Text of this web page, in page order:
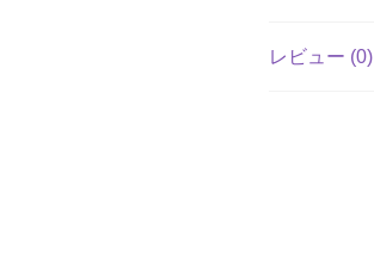
レビュー (0)